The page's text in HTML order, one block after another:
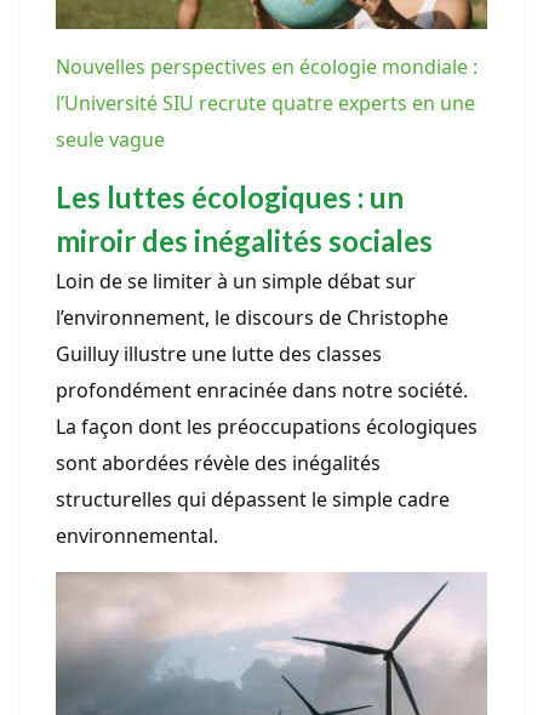
Nouvelles perspectives en écologie mondiale :
l’Université SIU recrute quatre experts en une
seule vague
Les luttes écologiques : un
miroir des inégalités sociales
Loin de se limiter à un simple débat sur
l’environnement, le discours de Christophe
Guilluy illustre une lutte des classes
profondément enracinée dans notre société.
La façon dont les préoccupations écologiques
sont abordées révèle des inégalités
structurelles qui dépassent le simple cadre
environnemental.